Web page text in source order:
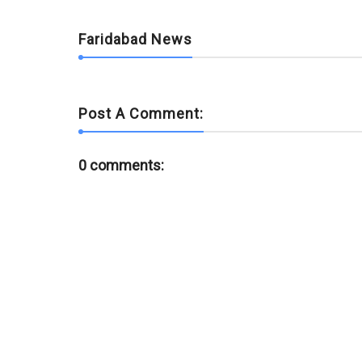
Faridabad News
Post A Comment:
0 comments: